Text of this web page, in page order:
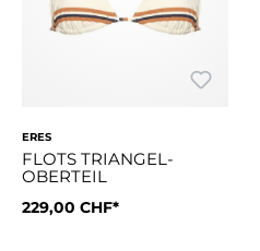
ERES
FLOTS TRIANGEL-
OBERTEIL
Grösse:38
229,00 CHF*